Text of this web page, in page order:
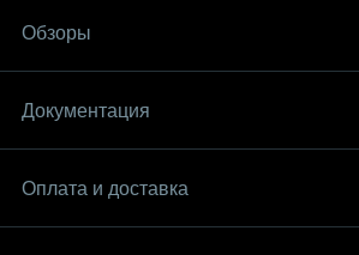
Обзоры
Документация
Оплата и доставка